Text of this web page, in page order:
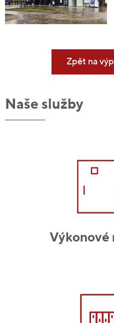
Zpět na
Naše služby
Výkonové